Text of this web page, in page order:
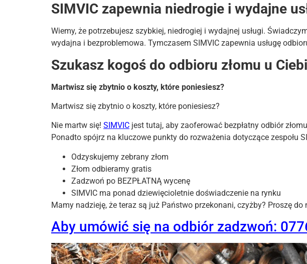
SIMVIC zapewnia niedrogie i wydajne
Wiemy, że potrzebujesz szybkiej, niedrogiej i wydajnej usługi.
wydajna i bezproblemowa. Tymczasem SIMVIC zapewnia usługę
Szukasz kogoś do odbioru złomu u
Martwisz się zbytnio o koszty, które poniesiesz?
Martwisz się zbytnio o koszty, które poniesiesz?
Nie martw się! SIMVIC jest tutaj, aby zaoferować bezpłatny odbiór
Ponadto spójrz na kluczowe punkty do rozważenia dotyczące zespołu
Odzyskujemy zebrany złom
Złom odbieramy gratis
Zadzwoń po BEZPŁATNĄ wycenę
SIMVIC ma ponad dziewięcioletnie doświadczenie na rynku
Mamy nadzieję, że teraz są już Państwo przekonani, czyżby? Proszę
Aby umówić się na odbiór zadzwoń: